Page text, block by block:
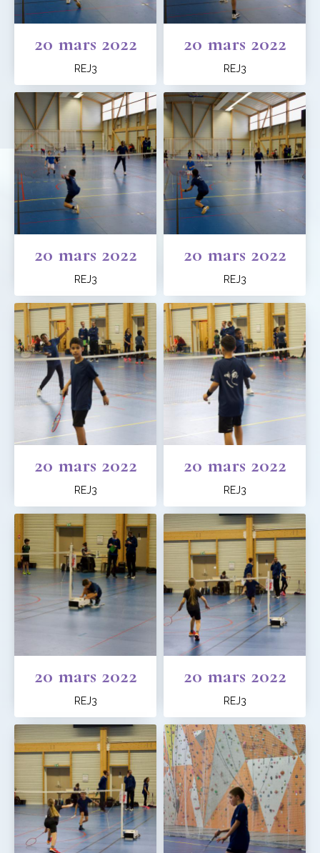
20 mars 2022
REJ3
20 mars 2022
REJ3
20 mars 2022
REJ3
20 mars 2022
REJ3
20 mars 2022
REJ3
20 mars 2022
REJ3
20 mars 2022
REJ3
20 mars 2022
REJ3